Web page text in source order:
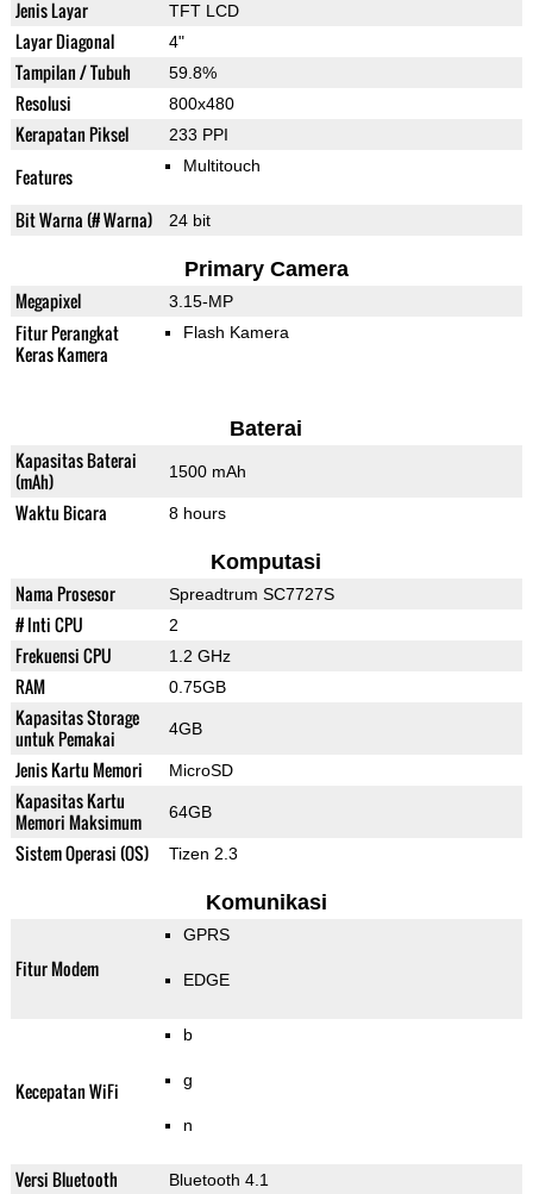
Jenis Layar TFT LCD
Layar Diagonal 4"
Tampilan / Tubuh 59.8%
Resolusi 800x480
Kerapatan Piksel 233 PPI
Features Multitouch
Bit Warna (# Warna) 24 bit
Primary Camera
Megapixel 3.15-MP
Fitur Perangkat
Keras Kamera
Flash Kamera
Baterai
Kapasitas Baterai
(mAh)
1500 mAh
Waktu Bicara 8 hours
Komputasi
Nama Prosesor Spreadtrum SC7727S
# Inti CPU 2
Frekuensi CPU 1.2 GHz
RAM 0.75GB
Kapasitas Storage
untuk Pemakai
4GB
Jenis Kartu Memori MicroSD
Kapasitas Kartu
Memori Maksimum
64GB
Sistem Operasi (OS) Tizen 2.3
Komunikasi
Fitur Modem
GPRS
EDGE
Kecepatan WiFi
b
g
n
Versi Bluetooth Bluetooth 4.1